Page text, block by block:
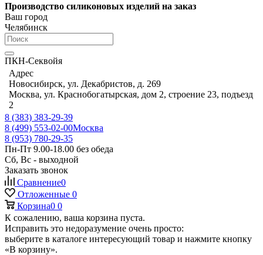
Производство силиконовых изделий на заказ
Ваш город
Челябинск
ПКН-Секвойя
Адрес
Новосибирск, ул. Декабристов, д. 269
Москва, ул. Краснобогатырская, дом 2, строение 23, подъезд
2
8 (383) 383-29-39
8 (499) 553-02-00Москва
8 (953) 780-29-35
Пн-Пт 9.00-18.00 без обеда
Сб, Вс - выходной
Заказать звонок
Сравнение0
Отложенные 0
Корзина0 0
К сожалению, ваша корзина пуста.
Исправить это недоразумение очень просто:
выберите в каталоге интересующий товар и нажмите кнопку
«В корзину».